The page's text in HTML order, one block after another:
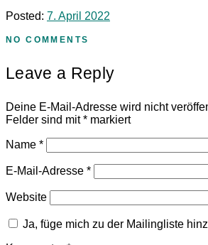
Posted: 7. April 2022
NO COMMENTS
Leave a Reply
Deine E-Mail-Adresse wird nicht
Felder sind mit* markiert
Name *
E-Mail-Adresse *
Website
Ja, füge mich zu der Mailingliste